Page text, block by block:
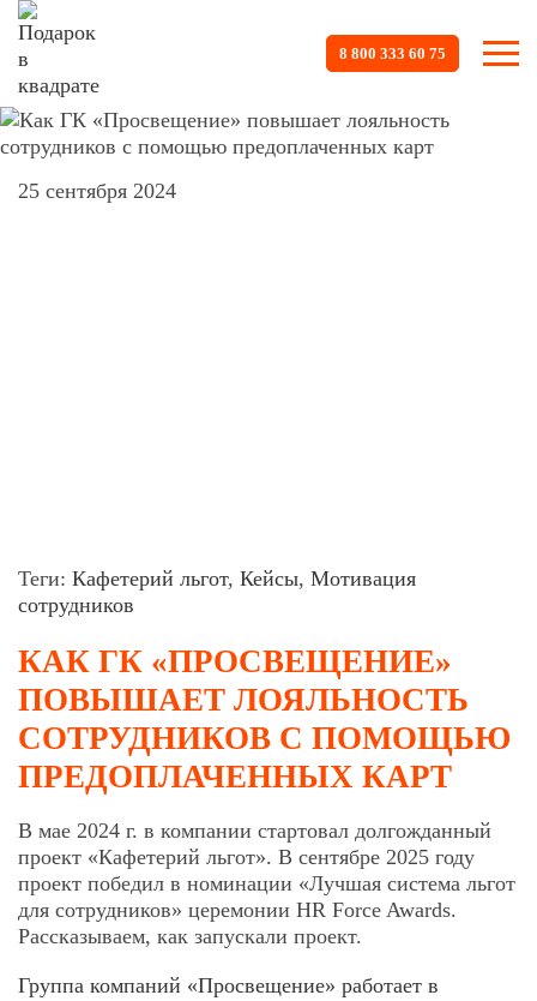
8 800 333 60 75
25 сентября 2024
Теги: Кафетерий льгот, Кейсы, Мотивация
сотрудников
КАК ГК «ПРОСВЕЩЕНИЕ»
ПОВЫШАЕТ ЛОЯЛЬНОСТЬ
СОТРУДНИКОВ С ПОМОЩЬЮ
ПРЕДОПЛАЧЕННЫХ КАРТ
В мае 2024 г. в компании стартовал долгожданный
проект «Кафетерий льгот». В сентябре 2025 году
проект победил в номинации «Лучшая система льгот
для сотрудников» церемонии HR Force Awards.
Рассказываем, как запускали проект.
Группа компаний «Просвещение» работает в